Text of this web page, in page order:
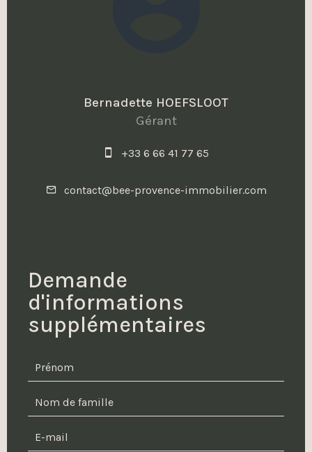
Bernadette HOEFSLOOT
Gérant
+33 6 66 41 77 65
contact@bee-provence-immobilier.com
Demande
d'informations
supplémentaires